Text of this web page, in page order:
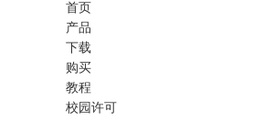
首页
产品
下载
购买
教程
校园许可